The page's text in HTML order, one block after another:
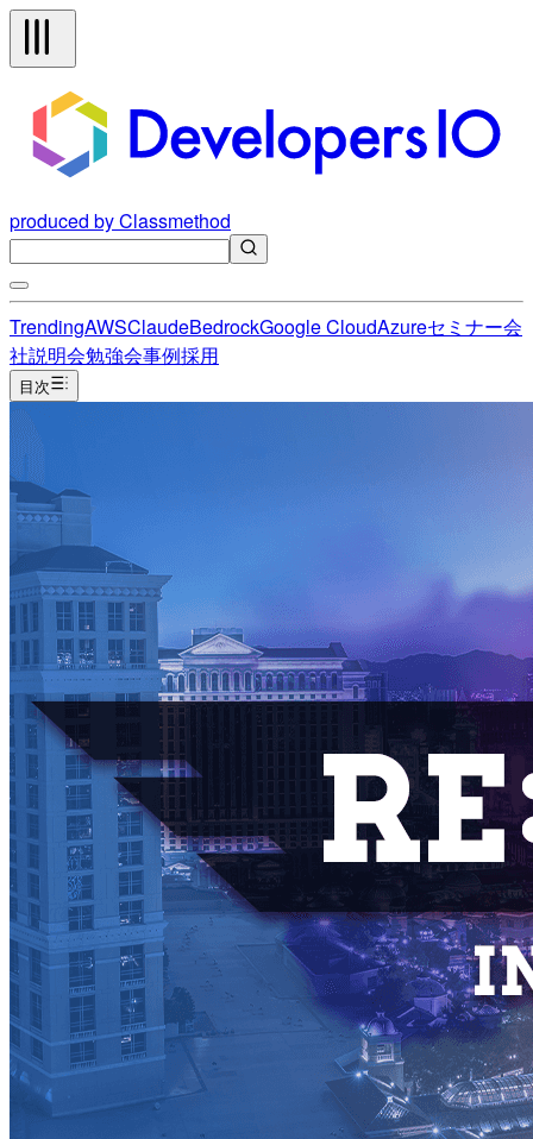
produced by Classmethod
TrendingAWSClaudeBedrockGoogle CloudAzureセミナー会
社説明会勉強会事例採用
目次